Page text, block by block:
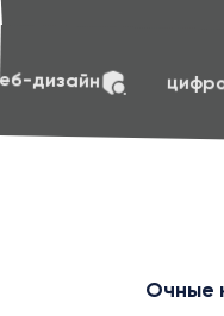
soft skills
Очные